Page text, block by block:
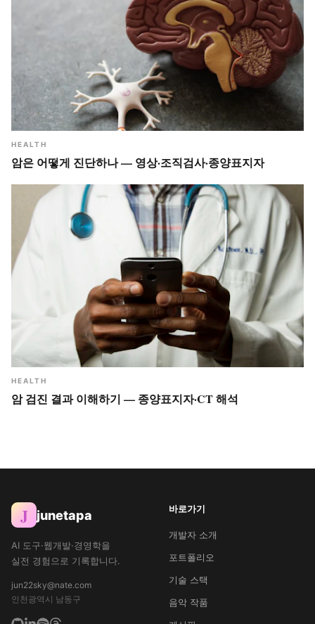
HEALTH
암은 어떻게 진단하나 — 영상·조직검사·종양표지자
HEALTH
암 검진 결과 이해하기 — 종양표지자·CT 해석
J junetapa
AI 도구·웹개발·경영학을
실전 경험으로 기록합니다.
jun22sky@nate.com
인천광역시 남동구
바로가기
개발자 소개
포트폴리오
기술 스택
음악 작품